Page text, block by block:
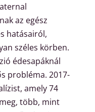
az egész
hatásairól,
széles körben.
édesapáknál
probléma. 2017-
amely 74
több, mint